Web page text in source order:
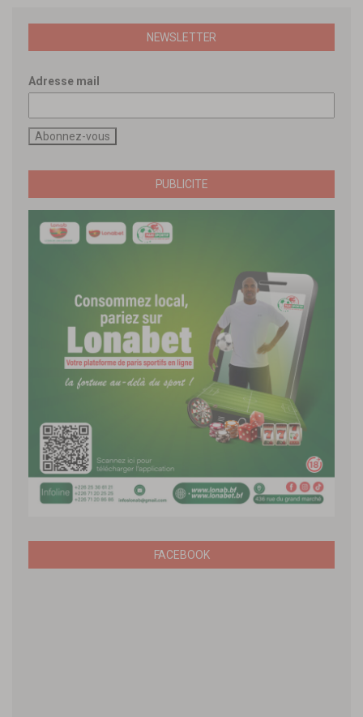
NEWSLETTER
Adresse mail
PUBLICITE
FACEBOOK